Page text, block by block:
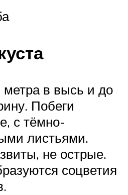
метра в высь и до
Побеги
с тёмно-
листьями.
не острые.
соцветия